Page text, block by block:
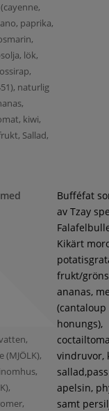
paprika,
lök,
naturlig
kiwi,
Sallad,
(MJÖLK),
Bufféfat
av Tzay
Kikärt
frukt/
ananas,
(cantaloup
honungs),
vindruvor,
apelsin,
samt